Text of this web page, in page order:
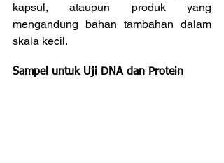
kapsul, ataupun produk yang
mengandung bahan tambahan dalam
skala kecil.
Sampel untuk Uji DNA dan Protein